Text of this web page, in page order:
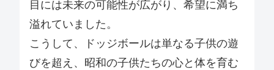
目には未来の可能性が広がり、希望に満ち
溢れていました。
こうして、ドッジボールは単なる子供の遊
びを超え、昭和の子供たちの心と体を育む